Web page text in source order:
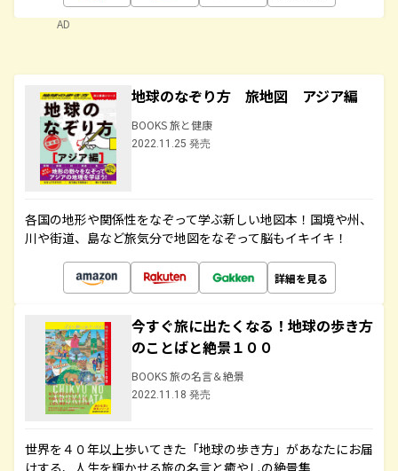
AD
地球のなぞり方 旅地図 アジア編
BOOKS 旅と健康
2022.11.25 発売
各国の地形や関係性をなぞって学ぶ新しい地図本！国境や州、
川や街道、島など旅気分で地図をなぞって脳もイキイキ！
詳細を見る
今すぐ旅に出たくなる！地球の歩き方
のことばと絶景１００
BOOKS 旅の名言＆絶景
2022.11.18 発売
世界を４０年以上歩いてきた「地球の歩き方」があなたにお届
けする、人生を輝かせる旅の名言と癒やしの絶景集